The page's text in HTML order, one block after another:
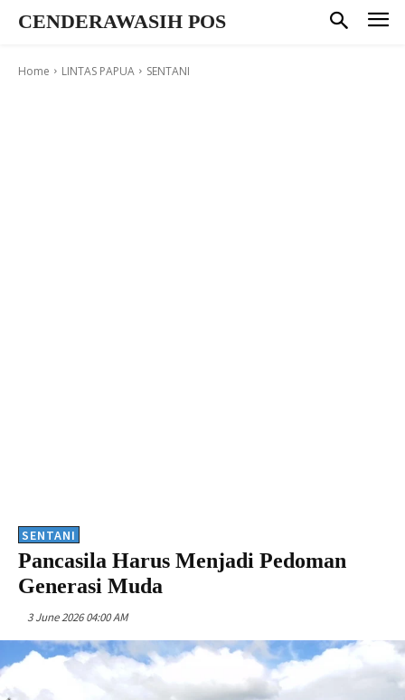
CENDERAWASIH POS
Home LINTAS PAPUA SENTANI
SENTANI
Pancasila Harus Menjadi Pedoman
Generasi Muda
3 June 2026 04:00 AM